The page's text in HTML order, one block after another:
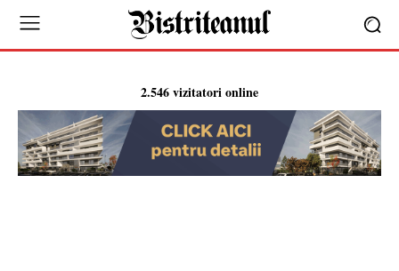
2.546 vizitatori online